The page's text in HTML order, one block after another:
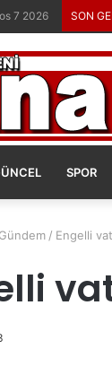
7 2026 SON
SPOR
Gündem / Engelli